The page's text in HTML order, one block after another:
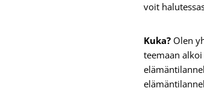
voit
Kuka? Olen
teemaan